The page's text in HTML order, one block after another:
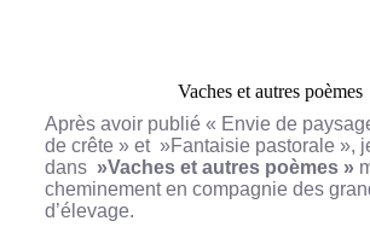
Vaches et autres poèmes
Après avoir publié « Envie de
de crête » et »Fantaisie pastorale »,
dans »Vaches et autres poèmes »
cheminement en compagnie des
d’élevage.